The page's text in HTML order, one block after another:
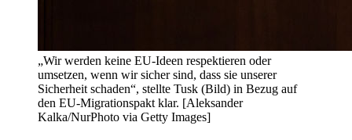
„Wir werden keine EU-Ideen respektieren oder
umsetzen, wenn wir sicher sind, dass sie unserer
Sicherheit schaden“, stellte Tusk (Bild) in Bezug auf
den EU-Migrationspakt klar. [Aleksander
Kalka/NurPhoto via Getty Images]